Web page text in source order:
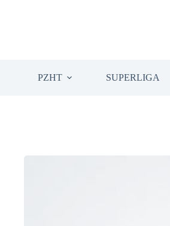
PZHT SUPERLIGA